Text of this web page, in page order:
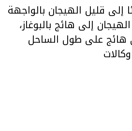
إلى قليل الهيجان بالواجهة
إلى هائج بالبوغاز،
هائج على طول الساحل